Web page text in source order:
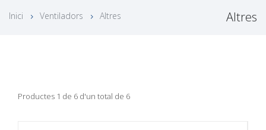
Inici Ventiladors Altres Altres
Productes 1 de 6 d'un total de 6